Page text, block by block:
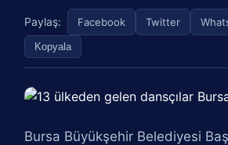
Paylaş: Facebook Twitter
Kopyala
Bursa Büyükşehir Belediyesi